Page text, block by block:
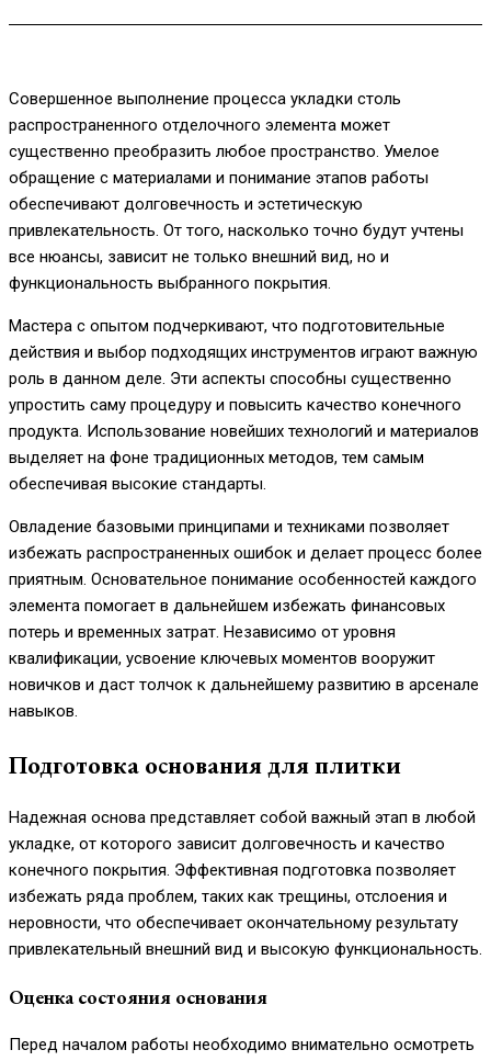
Совершенное выполнение процесса укладки столь
распространенного отделочного элемента может
существенно преобразить любое пространство. Умелое
обращение с материалами и понимание этапов работы
обеспечивают долговечность и эстетическую
привлекательность. От того, насколько точно будут учтены
все нюансы, зависит не только внешний вид, но и
функциональность выбранного покрытия.
Мастера с опытом подчеркивают, что подготовительные
действия и выбор подходящих инструментов играют важную
роль в данном деле. Эти аспекты способны существенно
упростить саму процедуру и повысить качество конечного
продукта. Использование новейших технологий и материалов
выделяет на фоне традиционных методов, тем самым
обеспечивая высокие стандарты.
Овладение базовыми принципами и техниками позволяет
избежать распространенных ошибок и делает процесс более
приятным. Основательное понимание особенностей каждого
элемента помогает в дальнейшем избежать финансовых
потерь и временных затрат. Независимо от уровня
квалификации, усвоение ключевых моментов вооружит
новичков и даст толчок к дальнейшему развитию в арсенале
навыков.
Подготовка основания для плитки
Надежная основа представляет собой важный этап в любой
укладке, от которого зависит долговечность и качество
конечного покрытия. Эффективная подготовка позволяет
избежать ряда проблем, таких как трещины, отслоения и
неровности, что обеспечивает окончательному результату
привлекательный внешний вид и высокую функциональность.
Оценка состояния основания
Перед началом работы необходимо внимательно осмотреть